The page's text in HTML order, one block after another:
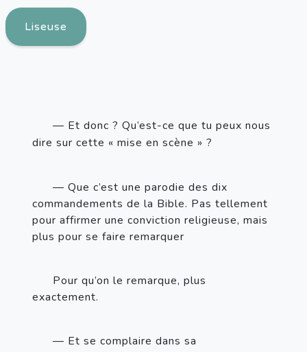
Liseuse
— Et donc ? Qu’est-ce que tu peux nous
dire sur cette « mise en scène » ?
— Que c’est une parodie des dix
commandements de la Bible. Pas tellement
pour affirmer une conviction religieuse, mais
plus pour se faire remarquer
Pour qu’on le remarque, plus
exactement.
— Et se complaire dans sa